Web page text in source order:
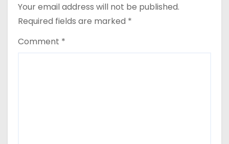
Your email address will not be published.
Required fields are marked *
Comment *